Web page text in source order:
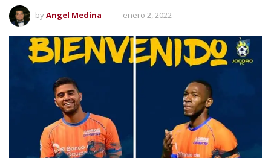
byAngel Medina enero 2, 2022